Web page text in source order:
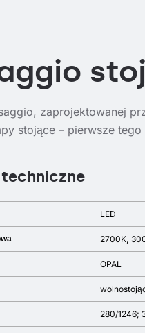
zaprojektowanej
stojące – pierwsze
LED
2700K
OPAL
280/1246;